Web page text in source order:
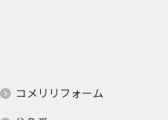
コメリリフォーム